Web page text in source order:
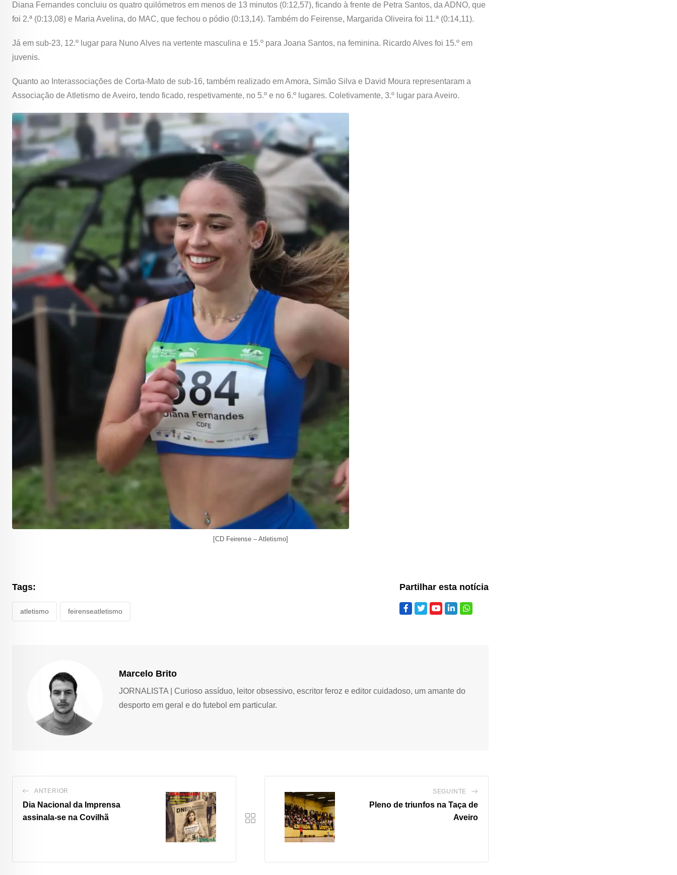
Diana Fernandes concluiu os quatro quilómetros em menos de 13 minutos (0:12,57), ficando à frente de Petra Santos, da ADNO, que
foi 2.ª (0:13,08) e Maria Avelina, do MAC, que fechou o pódio (0:13,14). Também do Feirense, Margarida Oliveira foi 11.ª (0:14,11).
Já em sub-23, 12.º lugar para Nuno Alves na vertente masculina e 15.º para Joana Santos, na feminina. Ricardo Alves foi 15.º em
juvenis.
Quanto ao Interassociações de Corta-Mato de sub-16, também realizado em Amora, Simão Silva e David Moura representaram a
Associação de Atletismo de Aveiro, tendo ficado, respetivamente, no 5.º e no 6.º lugares. Coletivamente, 3.º lugar para Aveiro.
[CD Feirense – Atletismo]
Tags:
atletismo feirenseatletismo
Partilhar esta notícia
Marcelo Brito
JORNALISTA | Curioso assíduo, leitor obsessivo, escritor feroz e editor cuidadoso, um amante do
desporto em geral e do futebol em particular.
ANTERIOR
Dia Nacional da Imprensa
assinala-se na Covilhã
SEGUINTE
Pleno de triunfos na Taça de
Aveiro